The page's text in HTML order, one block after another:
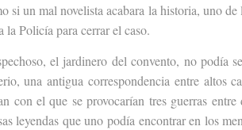
si un mal novelista acabara la historia, uno
Policía para cerrar el caso.
el jardinero del convento, no podía
una antigua correspondencia entre altos
con el que se provocarían tres guerras
leyendas que uno podía encontrar en los